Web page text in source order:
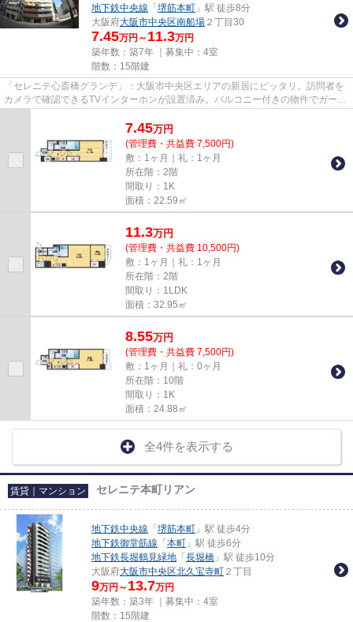
地下鉄中央線 「 堺筋本町 」駅 徒歩8分
大阪府大阪市中央区南船場 ２丁目30
7.45万円～ 11.3万円
築年数：築7年 ｜募集中： 4室
階数：15階建
「セレニテ心斎橋グランデ」：大阪市中央区エリアの新居にピッタリ。訪問者を
カメラで確認できるTVインターホンが設置済み。バルコニー付きの物件でガーデ
7.45万円
(管理費・共益費 7,500円)
敷：1ヶ月｜礼：1ヶ月
所在階：2階
間取り：1K
面積：22.59㎡
11.3万円
(管理費・共益費 10,500円)
敷：1ヶ月｜礼：1ヶ月
所在階：2階
間取り：1LDK
面積：32.95㎡
8.55万円
(管理費・共益費 7,500円)
敷：1ヶ月｜礼：0ヶ月
所在階：10階
間取り：1K
面積：24.88㎡
全4件を表示する
賃貸｜マンション セレニテ本町リアン
地下鉄中央線 「 堺筋本町 」駅 徒歩4分
地下鉄御堂筋線 「 本町 」駅 徒歩6分
地下鉄長堀鶴見緑地 「 長堀橋 」駅 徒歩10分
大阪府大阪市中央区北久宝寺町 ２丁目
9万円～ 13.7万円
築年数：築3年 ｜募集中： 4室
階数：15階建